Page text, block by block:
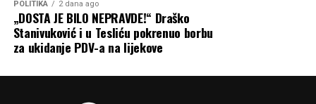
POLITIKA 2 dana ago
„DOSTA JE BILO NEPRAVDE!“ Draško
Stanivuković i u Tesliću pokrenuo borbu
za ukidanje PDV-a na lijekove